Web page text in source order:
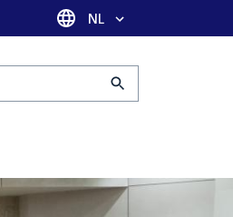
Taal selectie
NL